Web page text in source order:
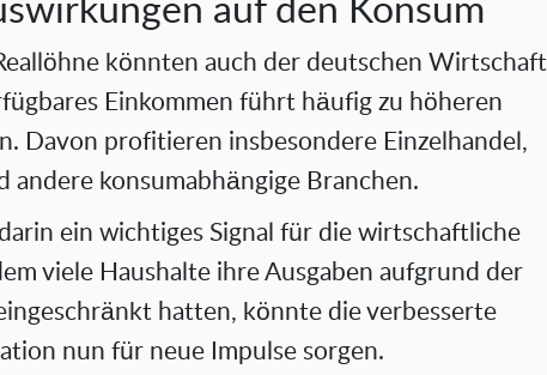
auf den Konsum
könnten auch der deutschen Wirtschaft
Einkommen führt häufig zu höheren
Davon profitieren insbesondere Einzelhandel,
andere konsumabhängige Branchen.
ein wichtiges Signal für die wirtschaftliche
viele Haushalte ihre Ausgaben aufgrund der
hatten, könnte die verbesserte
nun für neue Impulse sorgen.